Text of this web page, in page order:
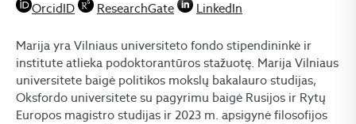
OrcidID ResearchGate LinkedIn
Marija yra Vilniaus universiteto fondo stipendininkė ir
institute atlieka podoktorantūros stažuotę. Marija Vilniaus
universitete baigė politikos mokslų bakalauro studijas,
Oksfordo universitete su pagyrimu baigė Rusijos ir Rytų
Europos magistro studijas ir 2023 m. apsigynė filosofijos